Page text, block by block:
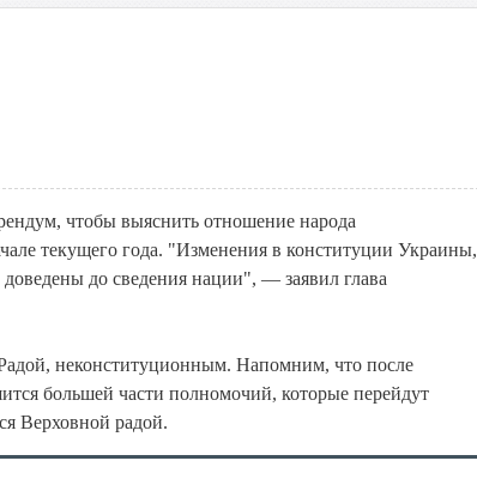
чтобы выяснить отношение народа
текущего года. "Изменения в конституции Украины,
до сведения нации", — заявил глава
неконституционным. Напомним, что после
большей части полномочий, которые перейдут
Верховной радой.